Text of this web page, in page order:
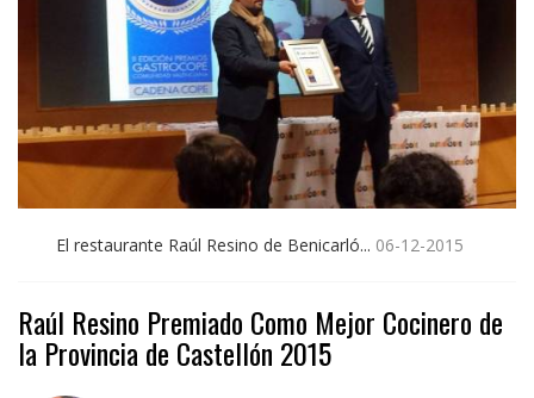
El restaurante Raúl Resino de Benicarló... 06-12-2015
Raúl Resino Premiado Como Mejor Cocinero de
la Provincia de Castellón 2015